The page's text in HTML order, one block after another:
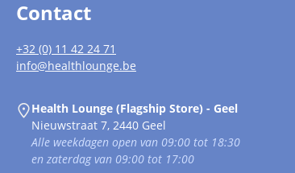
Contact
+32 (0) 11 42 24 71
info@healthlounge.be
Health Lounge (Flagship Store) - Geel
Nieuwstraat 7, 2440 Geel
Alle weekdagen open van 09:00 tot 18:30
en zaterdag van 09:00 tot 17:00